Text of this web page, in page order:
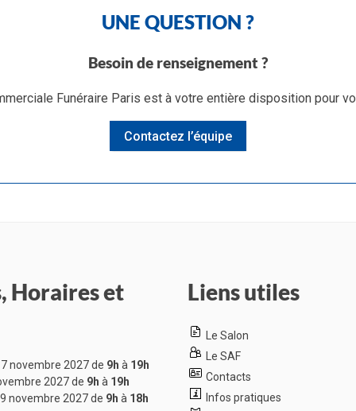
UNE QUESTION ?
Besoin de renseignement ?
Funéraire Paris est à votre entière disposition pour
Contactez l’équipe
Horaires et
novembre 2027 de 9h à 19h
2027 de 9h à 19h
novembre 2027 de 9h à 18h
Liens utiles
Le Salon
Le SAF
Contacts
Infos pratiques